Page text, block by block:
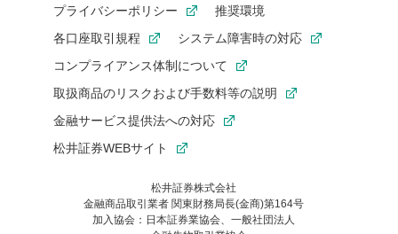
プライバシーポリシー
推奨環境
各口座取引規程
システム障害時の対応
コンプライアンス体制について
取扱商品のリスクおよび手数料等の説明
金融サービス提供法への対応
松井証券WEBサイト
松井証券株式会社
金融商品取引業者 関東財務局長(金商)第164号
加入協会：日本証券業協会、一般社団法人
お気に入り機能は松井証券の会員限定の機能です。
お気に入り登録いただくと、後からいつでもお気に入りのコンテ